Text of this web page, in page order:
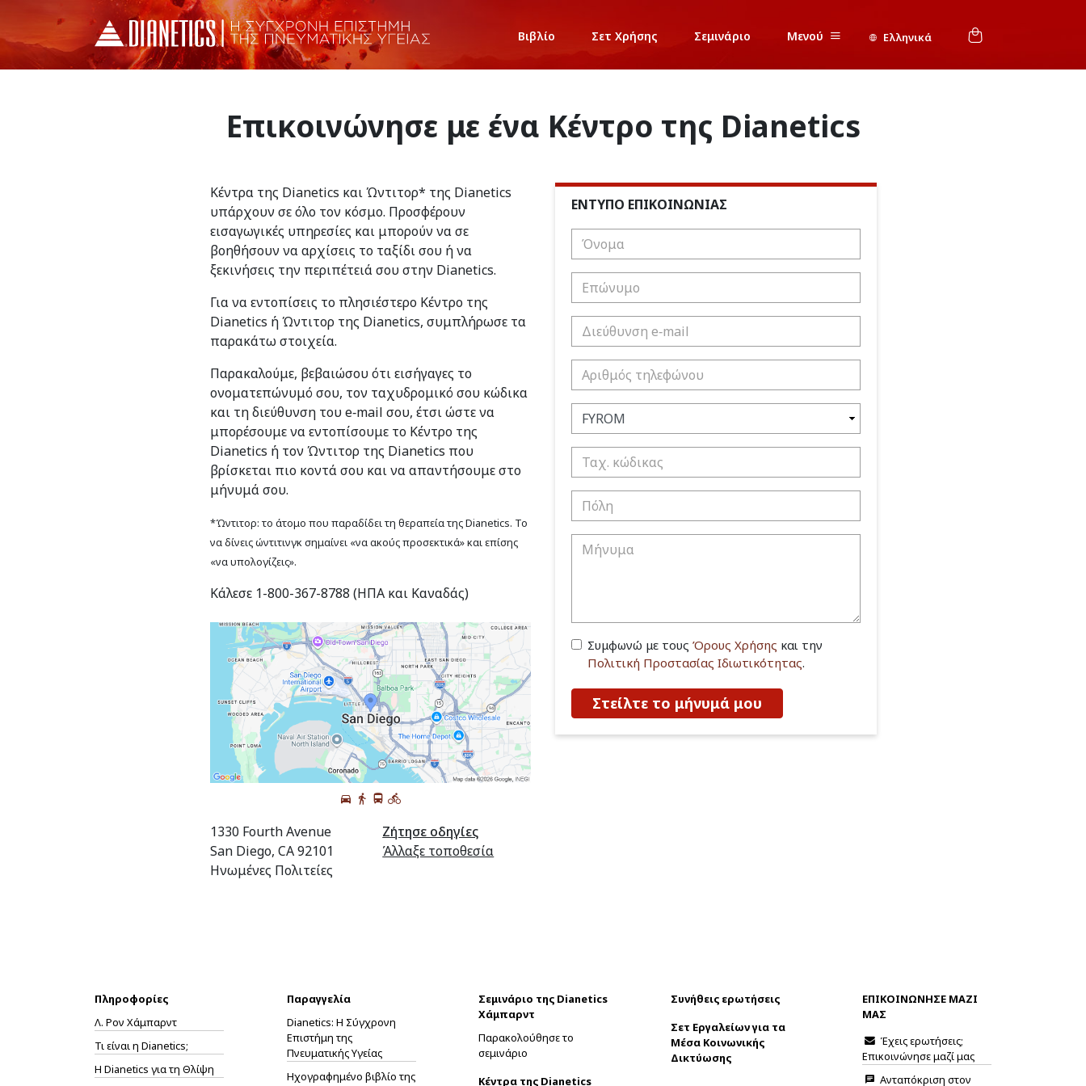
Βιβλίο Σετ Χρήσης Σεμινάριο Μενού Ελληνικά
Επικοινώνησε με ένα Κέντρο της Dianetics
Κέντρα της Dianetics και Ώντιτορ* της Dianetics
υπάρχουν σε όλο τον κόσμο. Προσφέρουν
εισαγωγικές υπηρεσίες και μπορούν να σε
βοηθήσουν να αρχίσεις το ταξίδι σου ή να
ξεκινήσεις την περιπέτειά σου στην Dianetics.
Για να εντοπίσεις το πλησιέστερο Κέντρο της
Dianetics ή Ώντιτορ της Dianetics, συμπλήρωσε τα
παρακάτω στοιχεία.
Παρακαλούμε, βεβαιώσου ότι εισήγαγες το
ονοματεπώνυμό σου, τον ταχυδρομικό σου κώδικα
και τη διεύθυνση του e‑mail σου, έτσι ώστε να
μπορέσουμε να εντοπίσουμε το Κέντρο της
Dianetics ή τον Ώντιτορ της Dianetics που
βρίσκεται πιο κοντά σου και να απαντήσουμε στο
μήνυμά σου.
*Ώντιτορ: το άτομο που παραδίδει τη θεραπεία της Dianetics. Το
να δίνεις ώντιτινγκ σημαίνει «να ακούς προσεκτικά» και επίσης
«να υπολογίζεις».
Κάλεσε 1-800-367-8788 (ΗΠΑ και Καναδάς)
1330 Fourth Avenue
San Diego, CA 92101
Ηνωμένες Πολιτείες
Ζήτησε οδηγίες
Άλλαξε τοποθεσία
ΕΝΤΥΠΟ ΕΠΙΚΟΙΝΩΝΙΑΣ
Συμφωνώ με τους Όρους Χρήσης και την
Πολιτική Προστασίας Ιδιωτικότητας.
Στείλτε το μήνυμά μου
Πληροφορίες
Λ. Ρον Χάμπαρντ
Τι είναι η Dianetics;
Η Dianetics για τη Θλίψη
Παραγγελία
Dianetics: Η Σύγχρονη
Επιστήμη της
Πνευματικής Υγείας
Ηχογραφημένο βιβλίο της
Σεμινάριο της Dianetics
Χάμπαρντ
Παρακολούθησε το
σεμινάριο
Κέντρα της Dianetics
Συνήθεις ερωτήσεις
Σετ Εργαλείων για τα
Μέσα Κοινωνικής
Δικτύωσης
ΕΠΙΚΟΙΝΩΝΗΣΕ ΜΑΖΙ
ΜΑΣ
Έχεις ερωτήσεις;
Επικοινώνησε μαζί μας
Ανταπόκριση στον